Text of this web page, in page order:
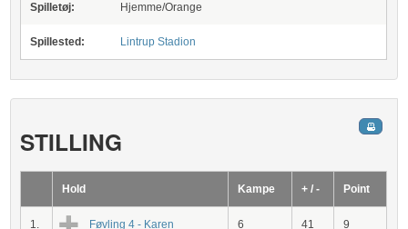
Spilletøj: Hjemme/Orange
Spillested: Lintrup Stadion
STILLING
Hold Kampe + / - Point
1. Føvling 4 - Karen 6 41 9